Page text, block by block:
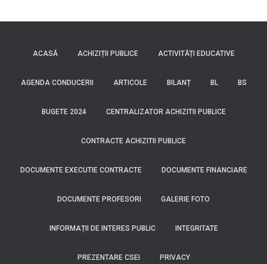
ACASĂ ACHIZIȚII PUBLICE ACTIVITĂȚI EDUCATIVE
AGENDA CONDUCERII ARTICOLE BILANȚ BL BS
BUGETE 2024 CENTRALIZATOR ACHIZITII PUBLICE
CONTRACTE ACHIZITII PUBLICE
DOCUMENTE EXECUTIE CONTRACTE DOCUMENTE FINANCIARE
DOCUMENTE PROFESORI GALERIE FOTO
INFORMAȚII DE INTERES PUBLIC INTEGRITATE
PREZENTARE CSEI PRIVACY